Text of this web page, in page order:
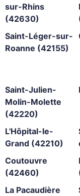
sur-Rhins
(42630)
Saint-Léger-sur-
Roanne (42155)
Saint-Julien-
Molin-Molette
(42220)
L'Hôpital-le-
Grand (42210)
Coutouvre
(42460)
La Pacaudière